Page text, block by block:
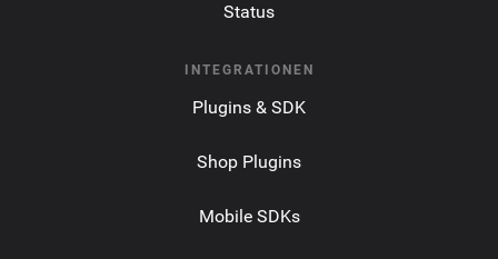
Status
INTEGRATIONEN
Plugins & SDK
Shop Plugins
Mobile SDKs